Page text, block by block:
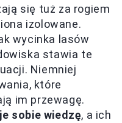
się tuż za rogiem
izolowane.
wycinka lasów
stawia te
Niemniej
które
im przewagę.
sobie wiedzę, a ich